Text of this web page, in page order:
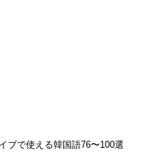
ブで使える韓国語76〜100選